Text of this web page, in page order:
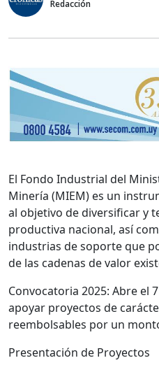
Redacción
El Fondo Industrial del
Minería (MIEM) es un
al objetivo de diversificar y
productiva nacional, así
industrias de soporte que
de las cadenas de valor
Convocatoria 2025: Abre el
apoyar proyectos de
reembolsables por un
Presentación de Proyectos